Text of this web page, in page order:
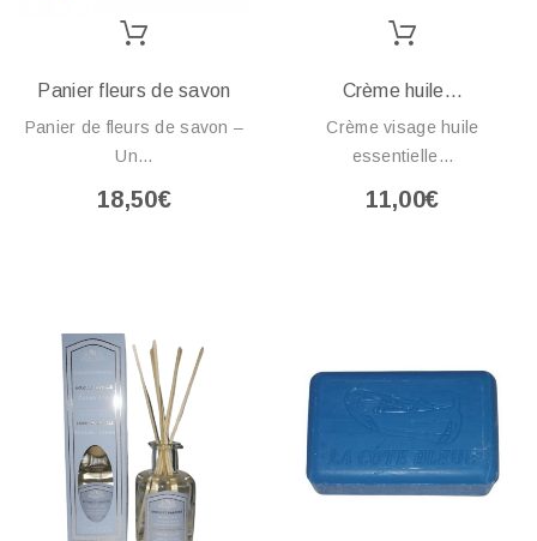
Panier fleurs de savon
Panier de fleurs de savon –
Un...
18,50€
Crème huile...
Crème visage huile
essentielle...
11,00€